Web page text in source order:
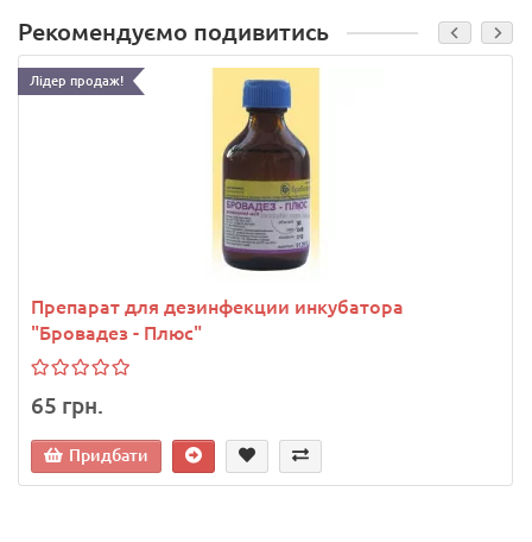
Рекомендуємо подивитись
Лідер продаж!
Препарат для дезинфекции инкубатора
"Бровадез - Плюс"
65 грн.
Придбати